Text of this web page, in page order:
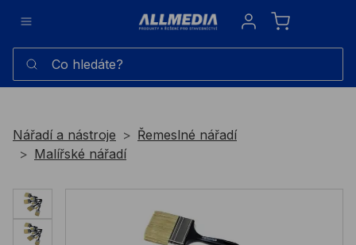
Sign in
Co hledáte?
Nářadí a nástroje
Řemeslné nářadí
Malířské nářadí